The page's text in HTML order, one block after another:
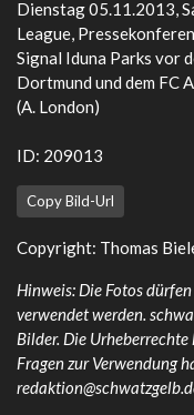
Dienstag 05.11.2013,
League,
Signal Iduna Parks vor
Dortmund und dem FC
(A. London)
ID: 209013
Copy Bild-Url
Copyright: Thomas
Hinweis: Die Fotos
verwendet werden.
Bilder. Die
Fragen zur Verwendung